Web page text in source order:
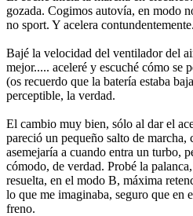
gozada. Cogimos autovía, en modo
no sport. Y acelera
Bajé la velocidad del ventilador del
mejor..... aceleré y escuché cómo se
(os recuerdo que la batería estaba
perceptible, la verdad.
El cambio muy bien, sólo al dar el
pareció un pequeño salto de
asemejaría a cuando entra un turbo,
cómodo, de verdad. Probé la
resuelta, en el modo B, máxima
lo que me imaginaba, seguro que en
freno.